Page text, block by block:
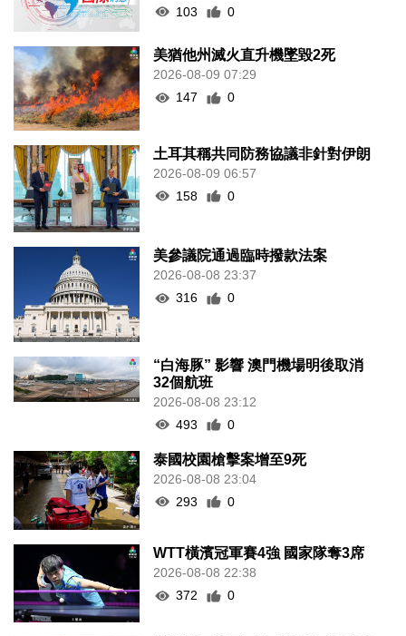
103
0
美猶他州滅火直升機墜毀2死
2026-08-09 07:29
147
0
土耳其稱共同防務協議非針對伊朗
2026-08-09 06:57
158
0
美參議院通過臨時撥款法案
2026-08-08 23:37
316
0
“白海豚” 影響 澳門機場明後取消
32個航班
2026-08-08 23:12
493
0
泰國校園槍擊案增至9死
2026-08-08 23:04
293
0
WTT橫濱冠軍賽4強 國家隊奪3席
2026-08-08 22:38
372
0